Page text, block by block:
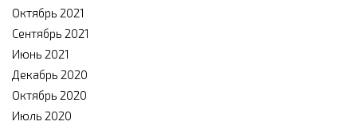
Октябрь 2021
Сентябрь 2021
Июнь 2021
Декабрь 2020
Октябрь 2020
Июль 2020